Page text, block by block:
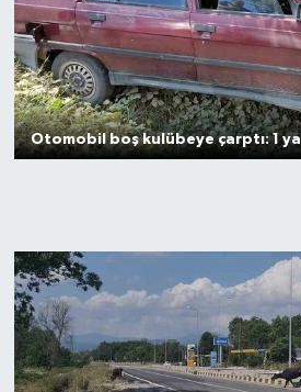
Otomobil boş kulübeye çarptı: 1
Gayrimenkul
GENEL
GÜNDEM
İNSAN
İş Dünyası